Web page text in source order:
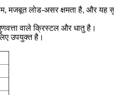
मजबूत लोड-असर क्षमता है, और यह
वाले क्रिस्टल और धातु है।
उपयुक्त है।